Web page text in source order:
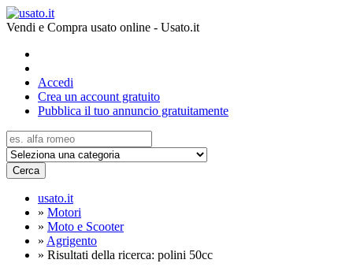
Vendi e Compra usato online - Usato.it
Accedi
Crea un account gratuito
Pubblica il tuo annuncio gratuitamente
Cerca
usato.it
» Motori
» Moto e Scooter
» Agrigento
» Risultati della ricerca: polini 50cc